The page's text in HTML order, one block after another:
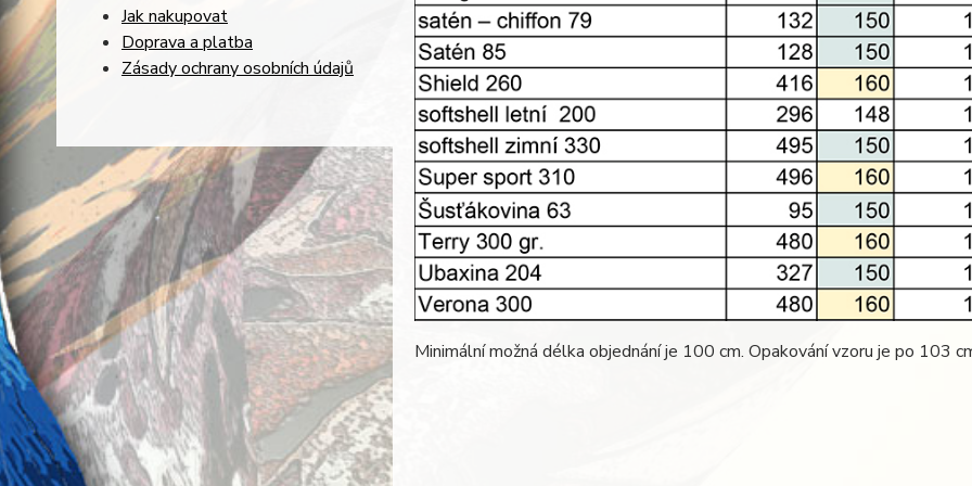
Jak nakupovat
Doprava a platba
Zásady ochrany osobních údajů
Minimální možná délka objednání je 100 cm. Opakování vzoru je po 103